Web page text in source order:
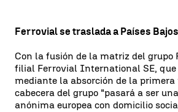
Ferrovial se traslada a Países Bajos
Con la fusión de la matriz del grupo
filial Ferrovial International SE, que
mediante la absorción de la primera
cabecera del grupo "pasará a ser
anónima europea con domicilio